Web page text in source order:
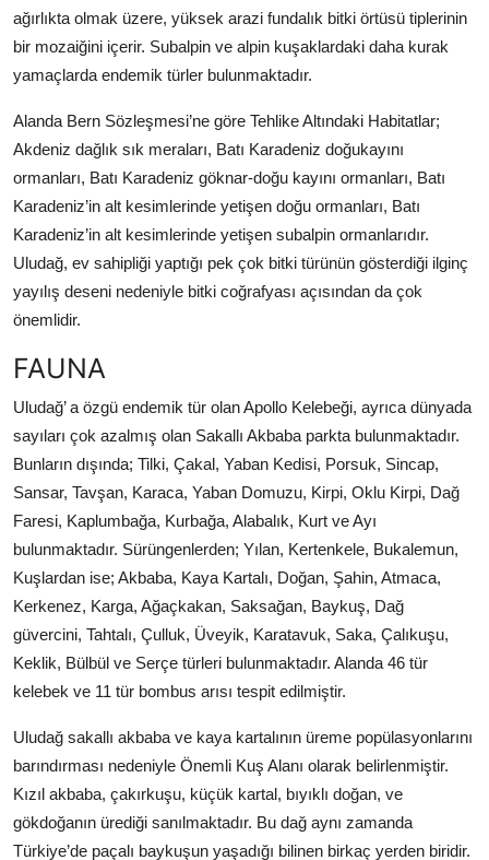
ağırlıkta olmak üzere, yüksek arazi fundalık bitki örtüsü tiplerinin
bir mozaiğini içerir. Subalpin ve alpin kuşaklardaki daha kurak
yamaçlarda endemik türler bulunmaktadır.
Alanda Bern Sözleşmesi’ne göre Tehlike Altındaki Habitatlar;
Akdeniz dağlık sık meraları, Batı Karadeniz doğukayını
ormanları, Batı Karadeniz göknar-doğu kayını ormanları, Batı
Karadeniz’in alt kesimlerinde yetişen doğu ormanları, Batı
Karadeniz’in alt kesimlerinde yetişen subalpin ormanlarıdır.
Uludağ, ev sahipliği yaptığı pek çok bitki türünün gösterdiği ilginç
yayılış deseni nedeniyle bitki coğrafyası açısından da çok
önemlidir.
FAUNA
Uludağ’ a özgü endemik tür olan Apollo Kelebeği, ayrıca dünyada
sayıları çok azalmış olan Sakallı Akbaba parkta bulunmaktadır.
Bunların dışında; Tilki, Çakal, Yaban Kedisi, Porsuk, Sincap,
Sansar, Tavşan, Karaca, Yaban Domuzu, Kirpi, Oklu Kirpi, Dağ
Faresi, Kaplumbağa, Kurbağa, Alabalık, Kurt ve Ayı
bulunmaktadır. Sürüngenlerden; Yılan, Kertenkele, Bukalemun,
Kuşlardan ise; Akbaba, Kaya Kartalı, Doğan, Şahin, Atmaca,
Kerkenez, Karga, Ağaçkakan, Saksağan, Baykuş, Dağ
güvercini, Tahtalı, Çulluk, Üveyik, Karatavuk, Saka, Çalıkuşu,
Keklik, Bülbül ve Serçe türleri bulunmaktadır. Alanda 46 tür
kelebek ve 11 tür bombus arısı tespit edilmiştir.
Uludağ sakallı akbaba ve kaya kartalının üreme popülasyonlarını
barındırması nedeniyle Önemli Kuş Alanı olarak belirlenmiştir.
Kızıl akbaba, çakırkuşu, küçük kartal, bıyıklı doğan, ve
gökdoğanın ürediği sanılmaktadır. Bu dağ aynı zamanda
Türkiye’de paçalı baykuşun yaşadığı bilinen birkaç yerden biridir.